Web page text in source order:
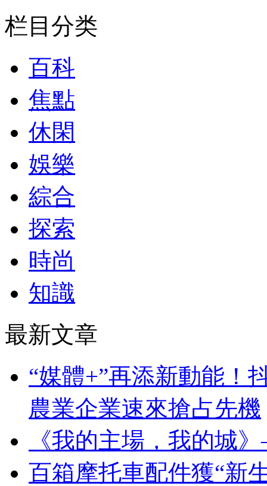
栏目分类
百科
焦點
休閑
娛樂
綜合
探索
時尚
知識
最新文章
“媒體+”再添新動能！
農業企業速來搶占先機
《我的主場，我的城
百箱摩托車配件獲“新